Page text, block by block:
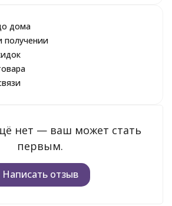
дома
получении
нет — ваш может стать
первым.
Написать отзыв